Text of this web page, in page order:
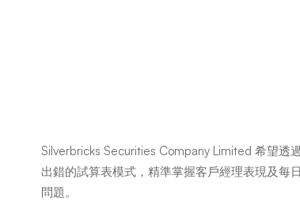
Silverbricks Securities Company Limited 希望透
出錯的試算表模式，精準掌握客戶經理表現及每
問題。